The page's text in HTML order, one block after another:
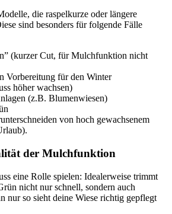
die raspelkurze oder längere
sind besonders für folgende Fälle
(kurzer Cut, für Mulchfunktion nicht
Vorbereitung für den Winter
höher wachsen)
(z.B. Blumenwiesen)
von hoch gewachsenem
der Mulchfunktion
eine Rolle spielen: Idealerweise trimmt
nicht nur schnell, sondern auch
nur so sieht deine Wiese richtig gepflegt